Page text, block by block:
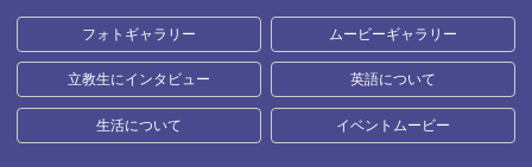
フォトギャラリー ムービーギャラリー
立教生にインタビュー 英語について
生活について イベントムービー